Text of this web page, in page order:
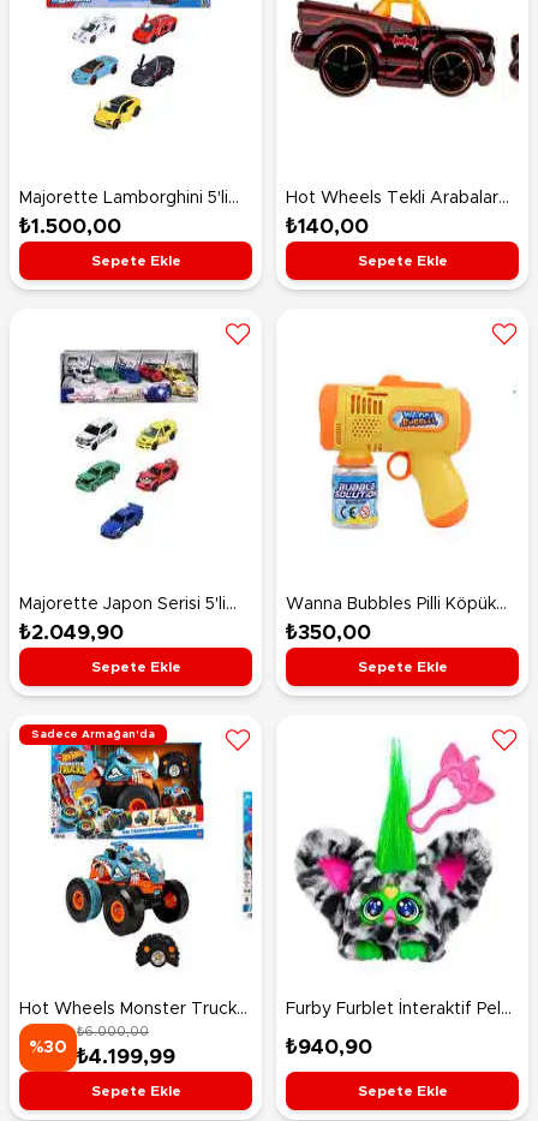
Majorette Lamborghini 5'li
Araba Seti
₺1.500,00
Sepete Ekle
Hot Wheels Tekli Arabalar
Classic Tv Series Batmobile
HKG97
₺140,00
Sepete Ekle
Majorette Japon Serisi 5'li
Koleksiyon Paketi
₺2.049,90
Sepete Ekle
Wanna Bubbles Pilli Köpük
Tabancası Sarı
₺350,00
Sepete Ekle
Sadece Armağan'da
Hot Wheels Monster Trucks
Uzaktan Kumandayla
Dönüşen Rhinomite HPK27
%30
₺6.000,00
₺4.199,99
Sepete Ekle
Furby Furblet İnteraktif Peluş
Moo-Boo Cow G1779
₺940,90
Sepete Ekle